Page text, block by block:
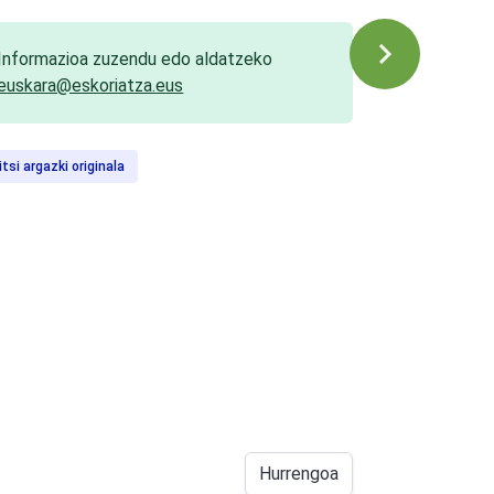
zuzendu edo aldatzeko
argazki originala
Hurrengoa